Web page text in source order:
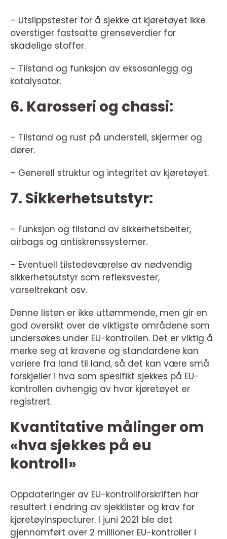
– Utslippstester for å sjekke at kjøretøyet ikke
overstiger fastsatte grenseverdier for
skadelige stoffer.
– Tilstand og funksjon av eksosanlegg og
katalysator.
6. Karosseri og chassi:
– Tilstand og rust på understell, skjermer og
dører.
– Generell struktur og integritet av kjøretøyet.
7. Sikkerhetsutstyr:
– Funksjon og tilstand av sikkerhetsbelter,
airbags og antiskrenssystemer.
– Eventuell tilstedeværelse av nødvendig
sikkerhetsutstyr som refleksvester,
varseltrekant osv.
Denne listen er ikke uttømmende, men gir en
god oversikt over de viktigste områdene som
undersøkes under EU-kontrollen. Det er viktig å
merke seg at kravene og standardene kan
variere fra land til land, så det kan være små
forskjeller i hva som spesifikt sjekkes på EU-
kontrollen avhengig av hvor kjøretøyet er
registrert.
Kvantitative målinger om
«hva sjekkes på eu
kontroll»
Oppdateringer av EU-kontrollforskriften har
resultert i endring av sjekklister og krav for
kjøretøyinspecturer. I juni 2021 ble det
gjennomført over 2 millioner EU-kontroller i